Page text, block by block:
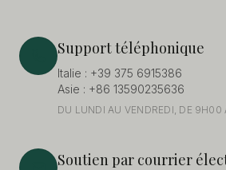
Support téléphonique
Italie : +39 375 6915386
Asie : +86 13590235636
DU LUNDI AU VENDREDI, DE 9H00
Soutien par courrier